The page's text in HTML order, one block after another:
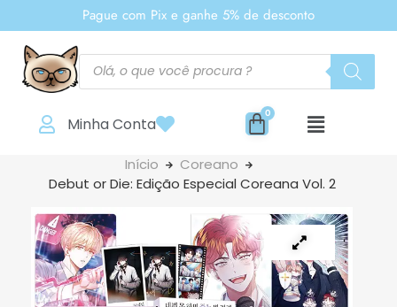
Pague com Pix e ganhe 5% de desconto
Minha Conta
Início
Coreano
Debut or Die: Edição Especial Coreana Vol. 2